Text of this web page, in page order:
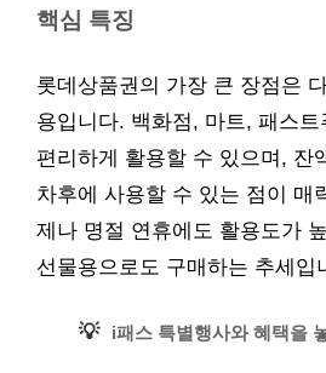
핵심 특징
롯데상품권의 가장 큰 장점은
용입니다. 백화점, 마트, 패스트
편리하게 활용할 수 있으며, 잔
차후에 사용할 수 있는 점이 매
제나 명절 연휴에도 활용도가
선물용으로도 구매하는 추세입
💡 i패스 특별행사와 혜택을